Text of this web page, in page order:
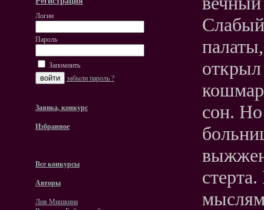
Логин
Пароль
Запомнить
забыли пароль ?
Заявка, конкурс
Избранное
Все конкурсы
Авторы
Лия Мишкина
открыл
сон.